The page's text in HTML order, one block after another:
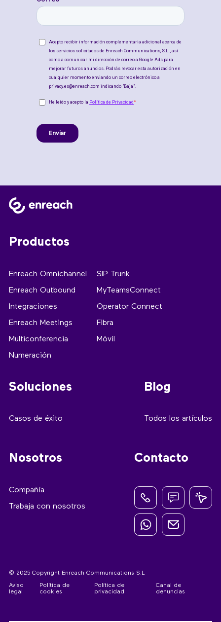
Productos
Enreach Omnichannel
Enreach Outbound
Integraciones
Enreach Meetings
Multiconferencia
Numeración
SIP Trunk
MyTeamsConnect
Operator Connect
Fibra
Móvil
Soluciones
Casos de éxito
Blog
Todos los artículos
Nosotros
Compañía
Trabaja con nosotros
Contacto
© 2025 Copyright Enreach Communications S.L
Aviso
legal
Política de
cookies
Política de
privacidad
Canal de
denuncias